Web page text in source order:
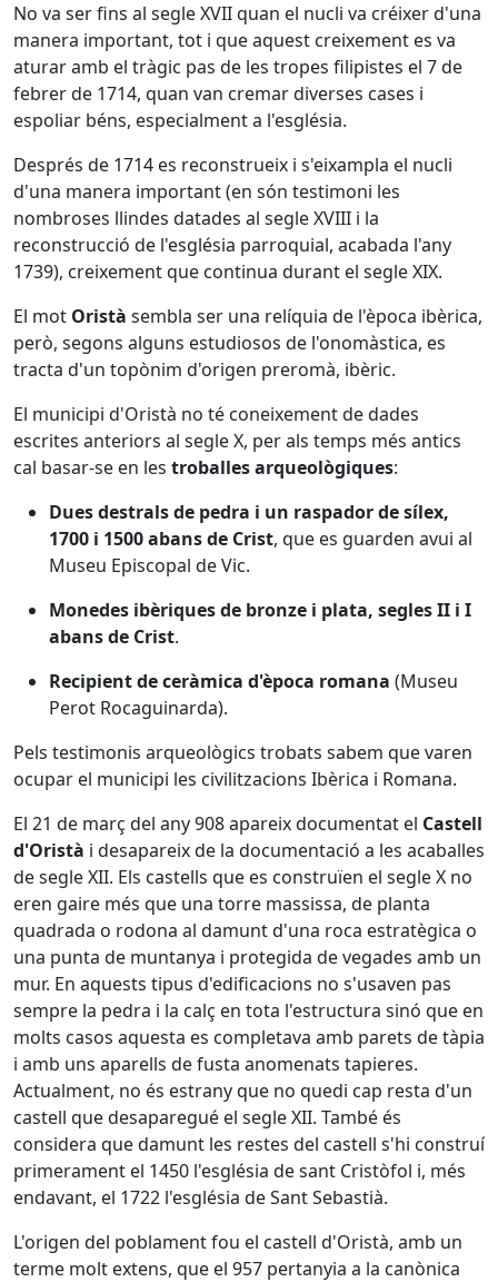
No va ser fins al segle XVII quan el nucli va créixer d'una
manera important, tot i que aquest creixement es va
aturar amb el tràgic pas de les tropes filipistes el 7 de
febrer de 1714, quan van cremar diverses cases i
espoliar béns, especialment a l'església.
Després de 1714 es reconstrueix i s'eixampla el nucli
d'una manera important (en són testimoni les
nombroses llindes datades al segle XVIII i la
reconstrucció de l'església parroquial, acabada l'any
1739), creixement que continua durant el segle XIX.
El mot Oristà sembla ser una relíquia de l'època ibèrica,
però, segons alguns estudiosos de l'onomàstica, es
tracta d'un topònim d'origen preromà, ibèric.
El municipi d'Oristà no té coneixement de dades
escrites anteriors al segle X, per als temps més antics
cal basar-se en les troballes arqueològiques:
Dues destrals de pedra i un raspador de sílex,
1700 i 1500 abans de Crist, que es guarden avui al
Museu Episcopal de Vic.
Monedes ibèriques de bronze i plata, segles II i I
abans de Crist.
Recipient de ceràmica d'època romana (Museu
Perot Rocaguinarda).
Pels testimonis arqueològics trobats sabem que varen
ocupar el municipi les civilitzacions Ibèrica i Romana.
El 21 de març del any 908 apareix documentat el Castell
d'Oristà i desapareix de la documentació a les acaballes
de segle XII. Els castells que es construïen el segle X no
eren gaire més que una torre massissa, de planta
quadrada o rodona al damunt d'una roca estratègica o
una punta de muntanya i protegida de vegades amb un
mur. En aquests tipus d'edificacions no s'usaven pas
sempre la pedra i la calç en tota l'estructura sinó que en
molts casos aquesta es completava amb parets de tàpia
i amb uns aparells de fusta anomenats tapieres.
Actualment, no és estrany que no quedi cap resta d'un
castell que desaparegué el segle XII. També és
considera que damunt les restes del castell s'hi construí
primerament el 1450 l'església de sant Cristòfol i, més
endavant, el 1722 l'església de Sant Sebastià.
L'origen del poblament fou el castell d'Oristà, amb un
terme molt extens, que el 957 pertanyia a la canònica